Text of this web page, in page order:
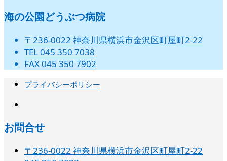
海の公園どうぶつ病院
〒236-0022 神奈川県横浜市金沢区町屋町2-22
TEL 045 350 7038
FAX 045 350 7902
プライバシーポリシー
お問合せ
〒236-0022 神奈川県横浜市金沢区町屋町2-22